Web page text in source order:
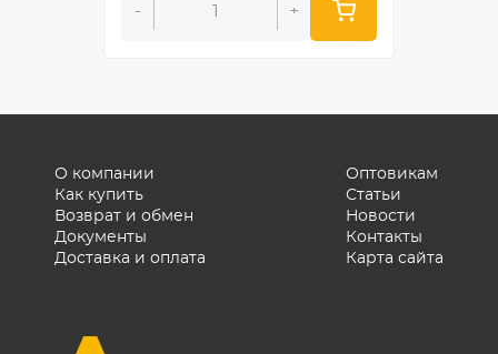
- +
О компании
Как купить
Возврат и обмен
Документы
Доставка и оплата
Оптовикам
Статьи
Новости
Контакты
Карта сайта